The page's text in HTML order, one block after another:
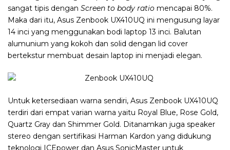
sangat tipis dengan Screen to body ratio mencapai 80%.
Maka dari itu, Asus Zenbook UX410UQ ini mengusung layar
14 inci yang menggunakan bodi laptop 13 inci. Balutan
alumunium yang kokoh dan solid dengan lid cover
bertekstur membuat desain laptop ini menjadi elegan.
Untuk ketersediaan warna sendiri, Asus Zenbook UX410UQ
terdiri dari empat varian warna yaitu Royal Blue, Rose Gold,
Quartz Gray dan Shimmer Gold. Ditanamkan juga speaker
stereo dengan sertifikasi Harman Kardon yang didukung
teknologi ICEpower dan Asus SonicMaster untuk